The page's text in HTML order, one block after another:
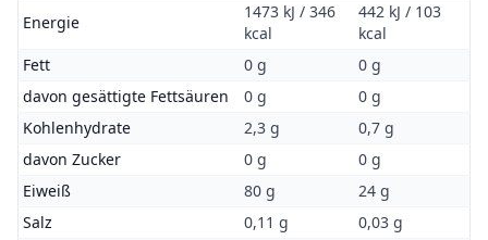
Energie
1473 kJ / 346
kcal
442 kJ / 103
kcal
Fett
0 g
0 g
davon gesättigte Fettsäuren
0 g
0 g
Kohlenhydrate
2,3 g
0,7 g
davon Zucker
0 g
0 g
Eiweiß
80 g
24 g
Salz
0,11 g 0,03 g